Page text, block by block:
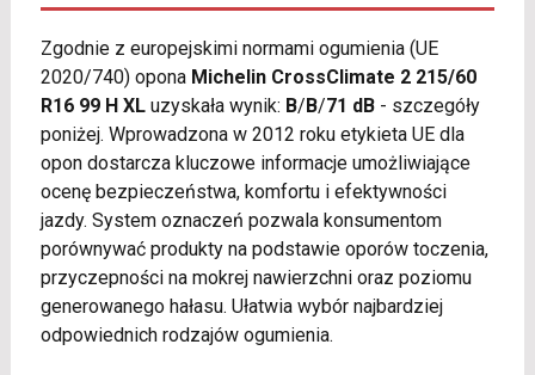
Zgodnie z europejskimi normami ogumienia (UE
2020/740) opona Michelin CrossClimate 2 215/60
R16 99 H XLuzyskała wynik: B/B/71 dB- szczegóły
poniżej. Wprowadzona w 2012 roku etykieta UE dla
opon dostarcza kluczowe informacje umożliwiające
ocenę bezpieczeństwa, komfortu i efektywności
jazdy. System oznaczeń pozwala konsumentom
porównywać produkty na podstawie oporów toczenia,
przyczepności na mokrej nawierzchni oraz poziomu
generowanego hałasu. Ułatwia wybór najbardziej
odpowiednich rodzajów ogumienia.